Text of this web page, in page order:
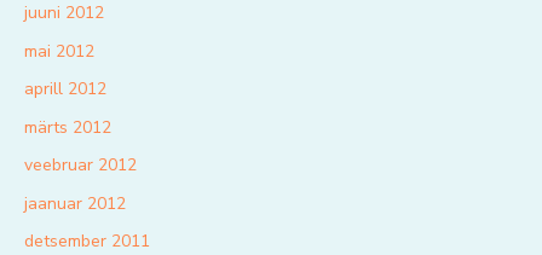
juuni 2012
mai 2012
aprill 2012
märts 2012
veebruar 2012
jaanuar 2012
detsember 2011